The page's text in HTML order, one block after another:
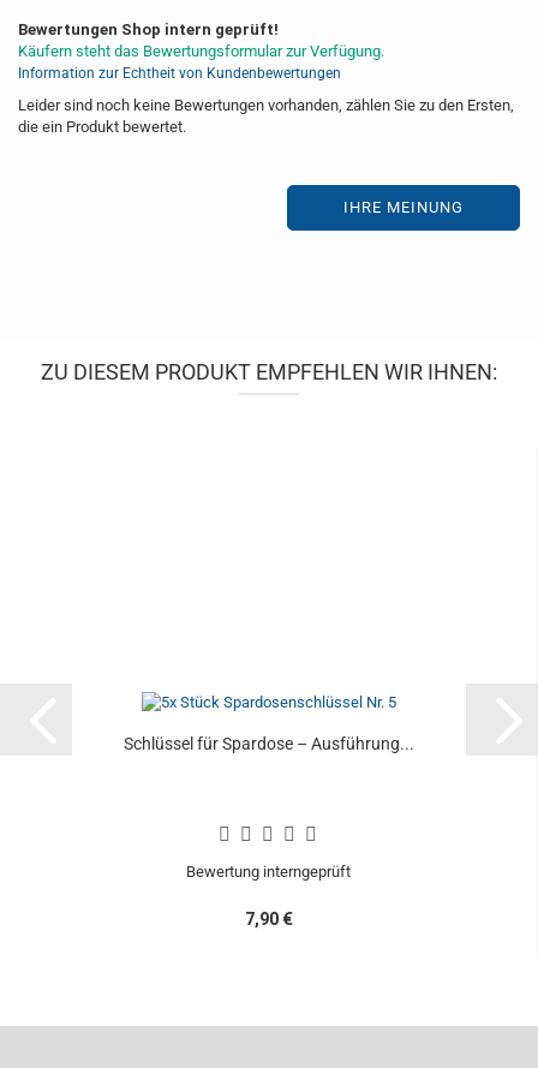
Bewertungen Shop intern geprüft!
Käufern steht das Bewertungsformular zur Verfügung.
Information zur Echtheit von Kundenbewertungen
Leider sind noch keine Bewertungen vorhanden, zählen Sie zu den Ersten,
die ein Produkt bewertet.
IHRE MEINUNG
ZU DIESEM PRODUKT EMPFEHLEN WIR IHNEN:
Schlüssel für Spardose – Ausführung...
Bewertung interngeprüft
7,90 €